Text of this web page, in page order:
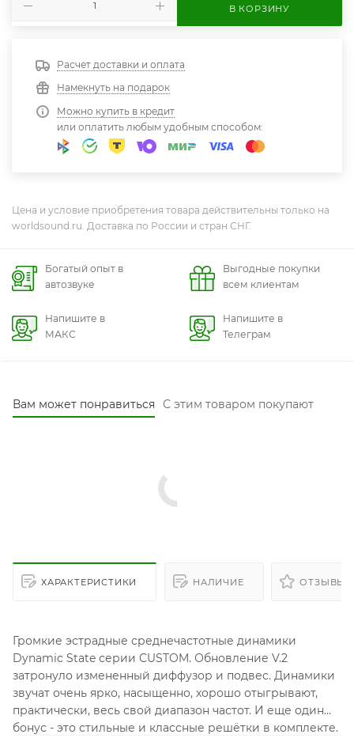
В КОРЗИНУ
Расчет доставки и оплата
Намекнуть на подарок
Можно купить в кредит
или оплатить любым удобным способом:
Цена и условие приобретения товара действительны только на
worldsound.ru. Доставка по России и стран СНГ.
Богатый опыт в
автозвуке
Выгодные покупки
всем клиентам
Напишите в
МАКС
Напишите в
Телеграм
Вам может понравиться С этим товаром покупают
ХАРАКТЕРИСТИКИ НАЛИЧИЕ ОТЗЫВЫ
Громкие эстрадные среднечастотные динамики
Dynamic State серии CUSTOM. Обновление V.2
затронуло измененный диффузор и подвес. Динамики
звучат очень ярко, насыщенно, хорошо отыгрывают,
практически, весь свой диапазон частот. И еще один
бонус - это стильные и классные решётки в комплекте.